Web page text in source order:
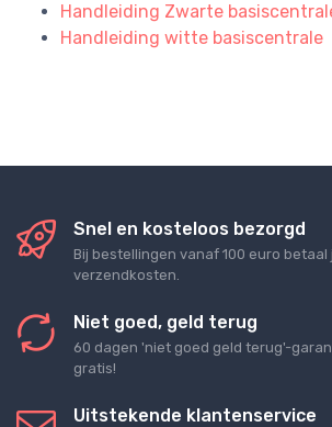
Handleiding Zwarte
Handleiding witte basiscentrale
Snel en kosteloos bezorgd
Bij bestellingen vanaf 100 euro betaal
verzendkosten.
Niet goed, geld terug
60 dagen 'niet goed geld terug'-
gratis!
Uitstekende klantenservice